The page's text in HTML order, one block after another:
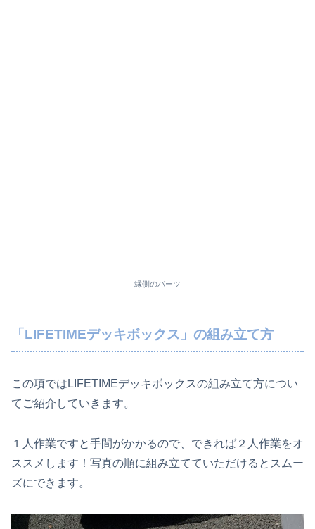
縁側のパーツ
「LIFETIMEデッキボックス」の組み立て方
この項ではLIFETIMEデッキボックスの組み立て方につい
てご紹介していきます。
１人作業ですと手間がかかるので、できれば２人作業をオ
ススメします！写真の順に組み立てていただけるとスムー
ズにできます。